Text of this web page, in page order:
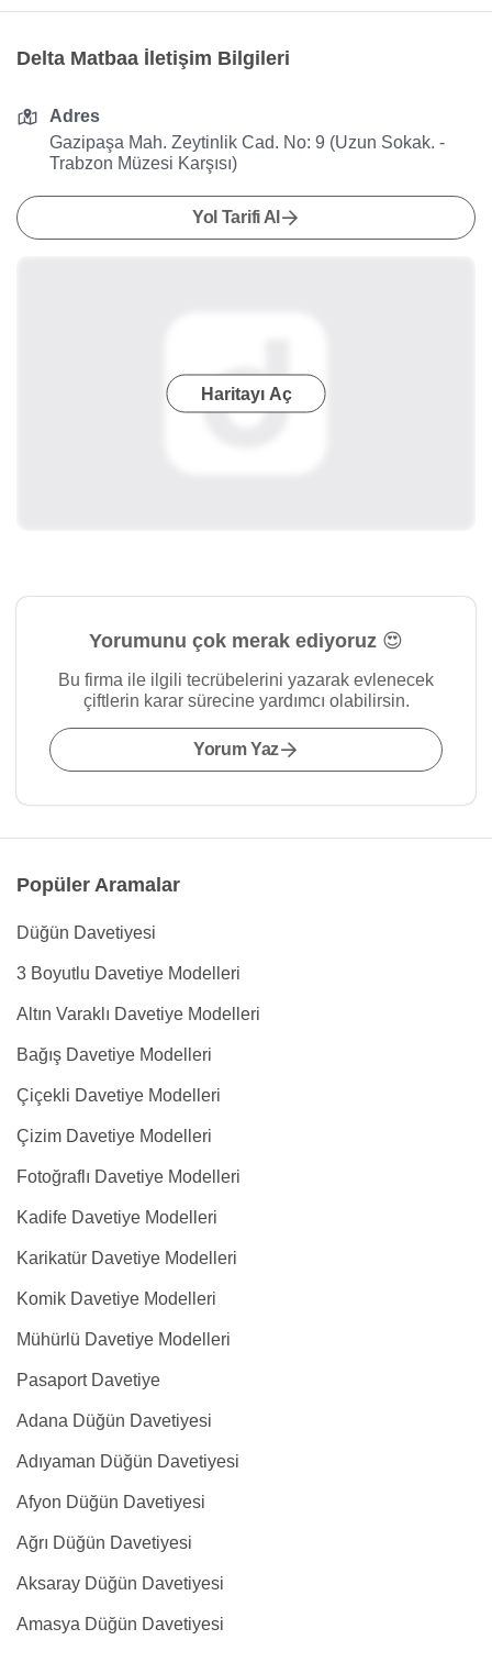
Delta Matbaa İletişim Bilgileri
Adres
Gazipaşa Mah. Zeytinlik Cad. No: 9 (Uzun Sokak. -
Trabzon Müzesi Karşısı)
Yol Tarifi Al
Haritayı Aç
Yorumunu çok merak ediyoruz 😍
Bu firma ile ilgili tecrübelerini yazarak evlenecek
çiftlerin karar sürecine yardımcı olabilirsin.
Yorum Yaz
Popüler Aramalar
Düğün Davetiyesi
3 Boyutlu Davetiye Modelleri
Altın Varaklı Davetiye Modelleri
Bağış Davetiye Modelleri
Çiçekli Davetiye Modelleri
Çizim Davetiye Modelleri
Fotoğraflı Davetiye Modelleri
Kadife Davetiye Modelleri
Karikatür Davetiye Modelleri
Komik Davetiye Modelleri
Mühürlü Davetiye Modelleri
Pasaport Davetiye
Adana Düğün Davetiyesi
Adıyaman Düğün Davetiyesi
Afyon Düğün Davetiyesi
Ağrı Düğün Davetiyesi
Aksaray Düğün Davetiyesi
Amasya Düğün Davetiyesi